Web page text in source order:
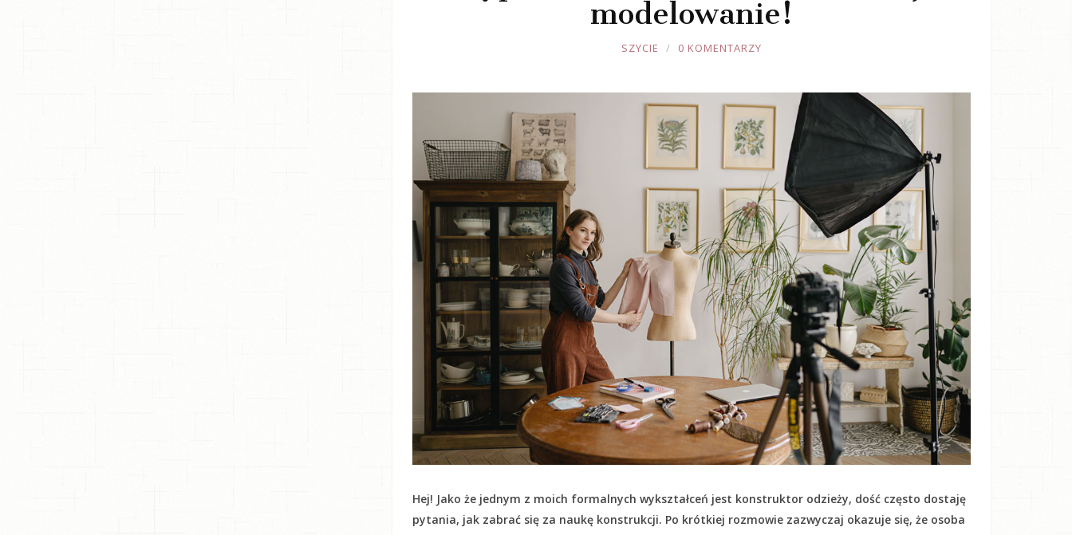
modelowanie!
JOULE
SZYCIE 0 KOMENTARZY
Hej! Jako że jednym z moich formalnych wykształceń jest konstruktor odzieży, dość często dostaję
pytania, jak zabrać się za naukę konstrukcji. Po krótkiej rozmowie zazwyczaj okazuje się, że osoba